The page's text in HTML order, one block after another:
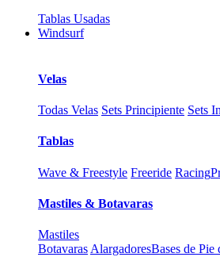
Tablas Usadas
Windsurf
Velas
Todas Velas Sets Principiente Sets
Tablas
Wave & Freestyle Freeride Racing
Mastiles & Botavaras
Mastiles
Botavaras AlargadoresBases de Pie